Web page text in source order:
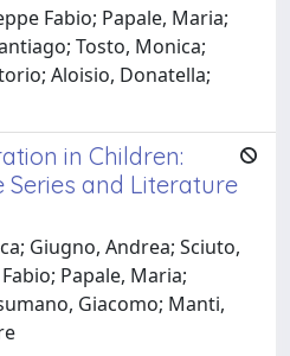
Fabio; Papale, Maria;
Tosto, Monica;
Aloisio, Donatella;
in Children:
Series and Literature
Giugno, Andrea; Sciuto,
Papale, Maria;
Giacomo; Manti,